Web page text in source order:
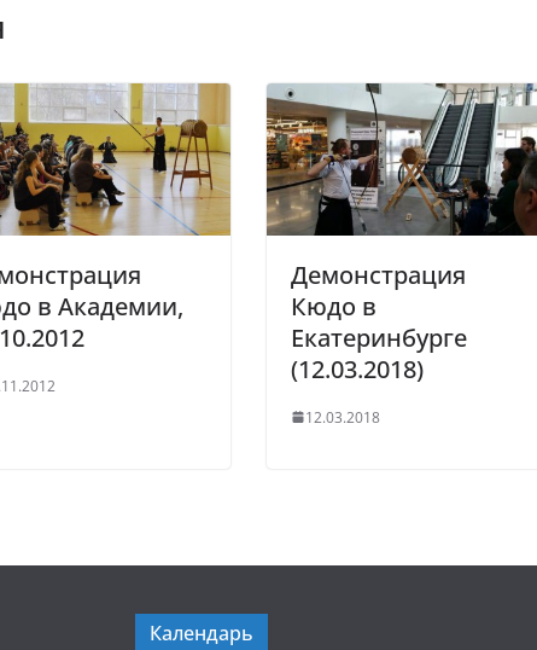
в Академии,
Демонстрация
Кюдо в
Екатеринбурге
(12.03.2018)
12.03.2018
Календарь